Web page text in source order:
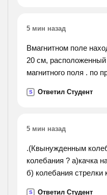
5 мин назад
Вмагнитном поле
20 см,
магнитного поля . по
электромагнитная
S Ответил Студент
5 мин назад
.(Квынужденным
колебания ? а)качка
б) колебания стрелки
S Ответил Студент